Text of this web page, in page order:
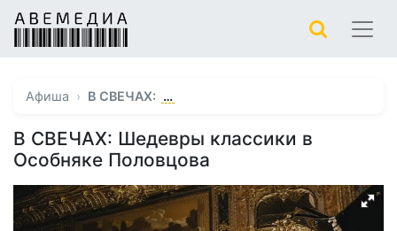
Афиша В СВЕЧАХ: …
В СВЕЧАХ: Шедевры классики в
Особняке Половцова